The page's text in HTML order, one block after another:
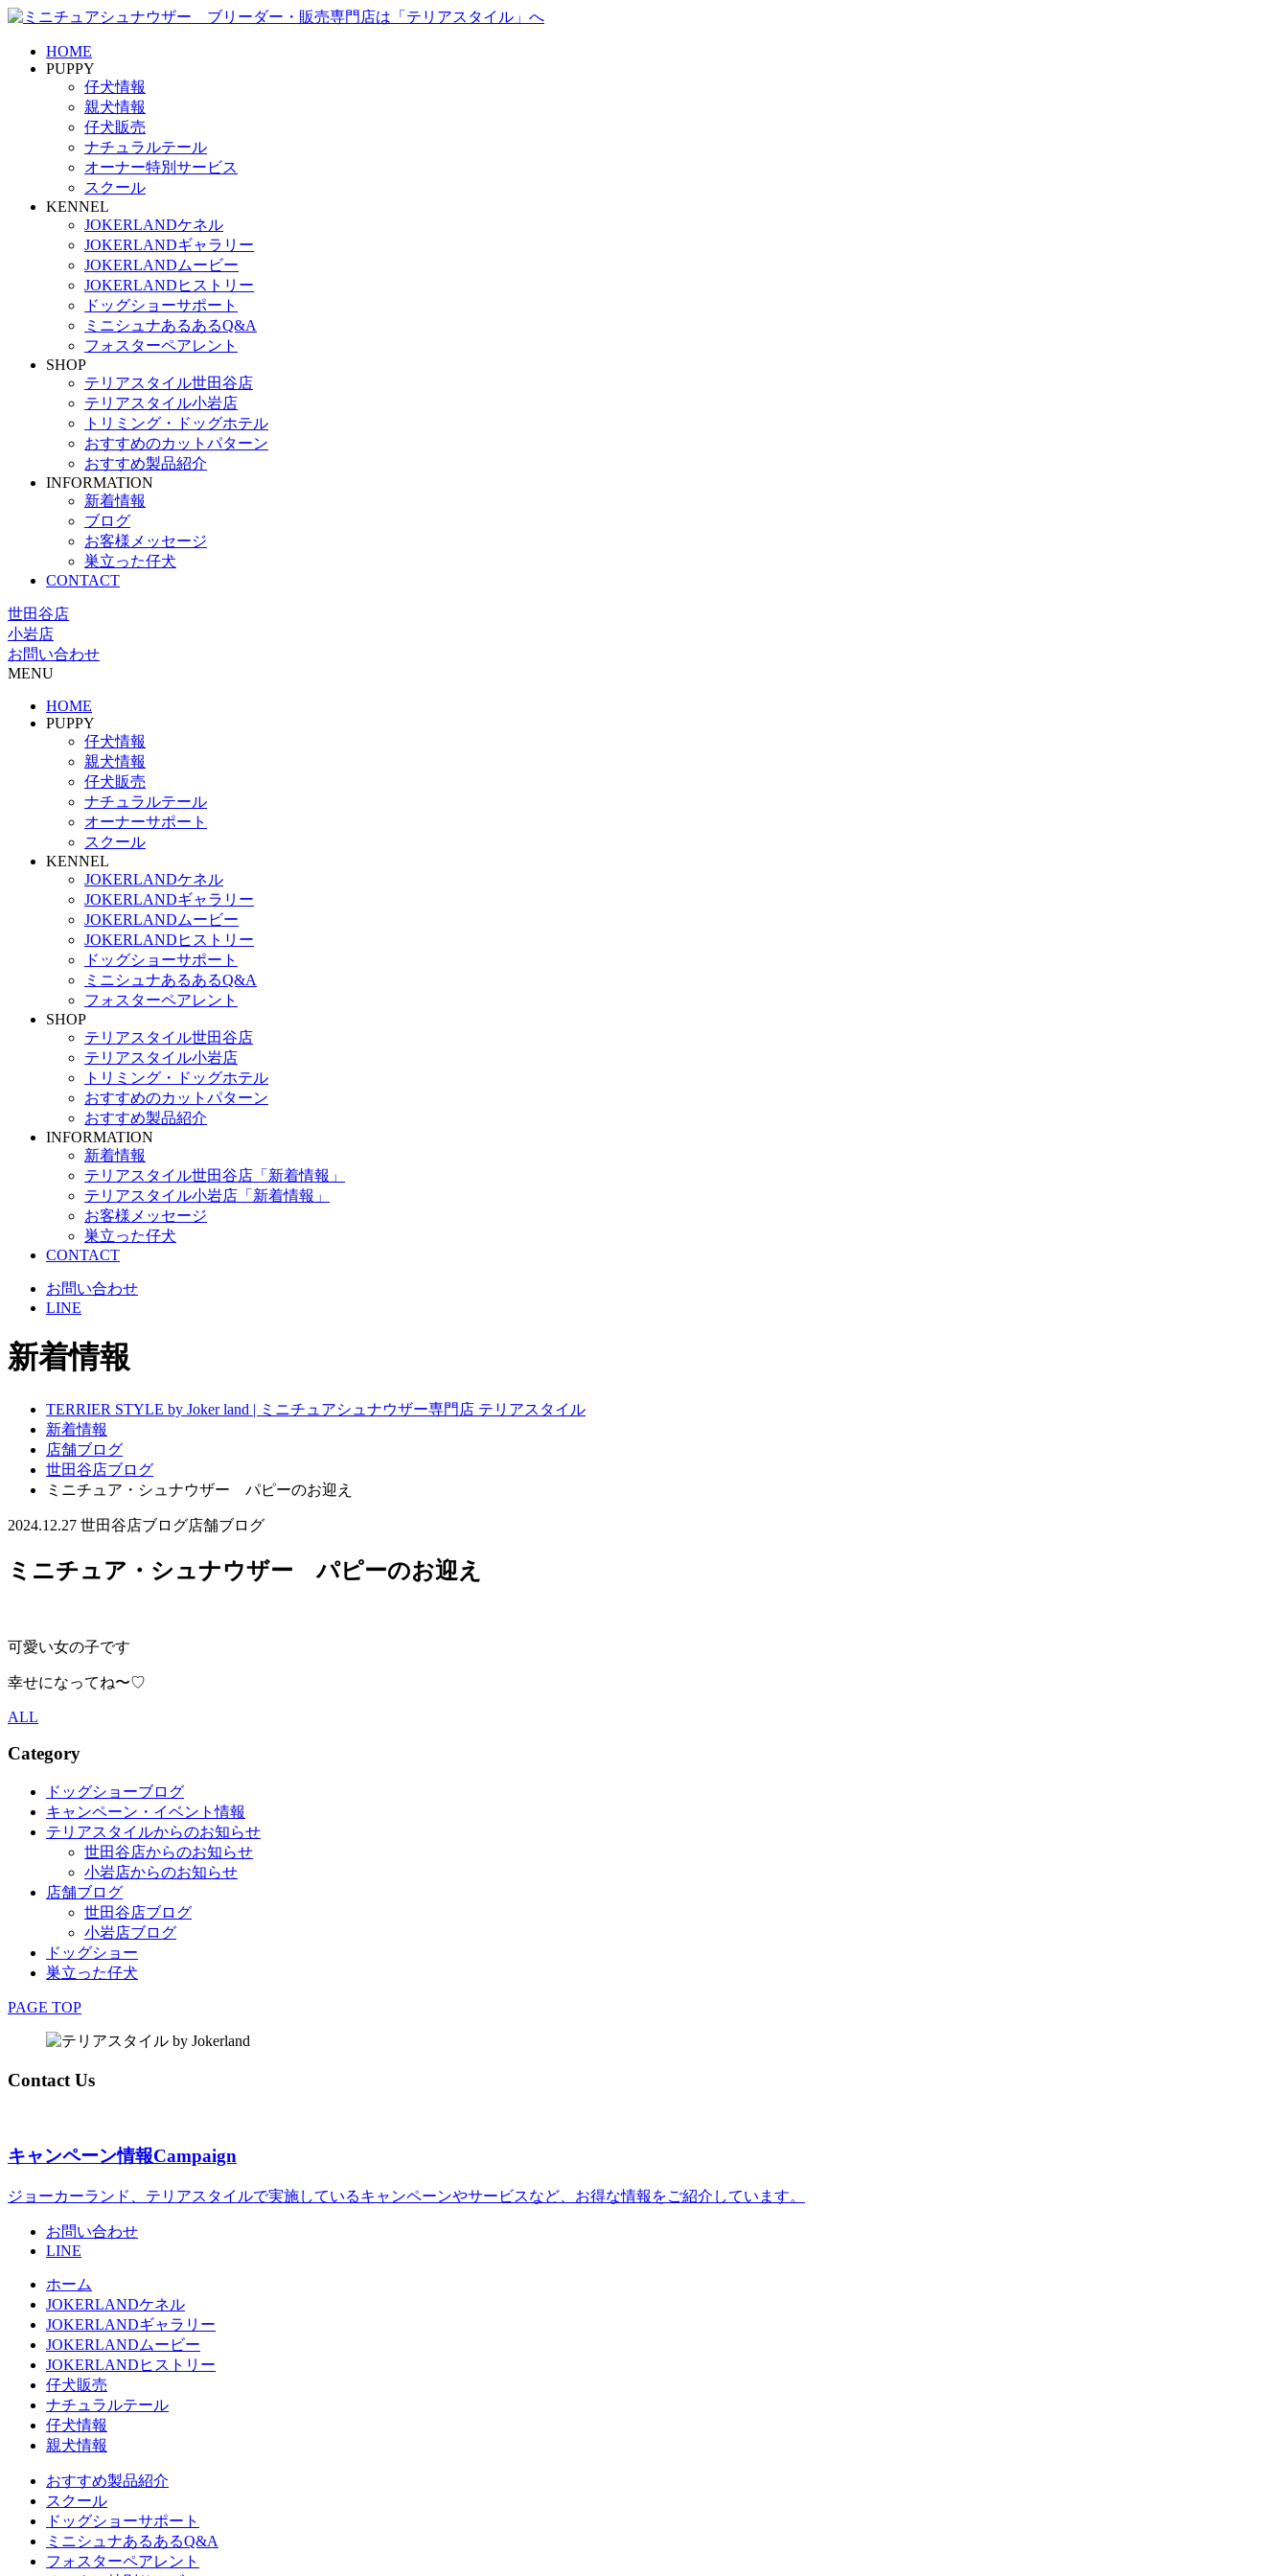
HOME
PUPPY
仔犬情報
親犬情報
仔犬販売
ナチュラルテール
オーナー特別サービス
スクール
KENNEL
JOKERLANDケネル
JOKERLANDギャラリー
JOKERLANDムービー
JOKERLANDヒストリー
ドッグショーサポート
ミニシュナあるあるQ&A
フォスターペアレント
SHOP
テリアスタイル世田谷店
テリアスタイル小岩店
トリミング・ドッグホテル
おすすめのカットパターン
おすすめ製品紹介
INFORMATION
新着情報
ブログ
お客様メッセージ
巣立った仔犬
CONTACT
世田谷店
小岩店
お問い合わせ
MENU
HOME
PUPPY
仔犬情報
親犬情報
仔犬販売
ナチュラルテール
オーナーサポート
スクール
KENNEL
JOKERLANDケネル
JOKERLANDギャラリー
JOKERLANDムービー
JOKERLANDヒストリー
ドッグショーサポート
ミニシュナあるあるQ&A
フォスターペアレント
SHOP
テリアスタイル世田谷店
テリアスタイル小岩店
トリミング・ドッグホテル
おすすめのカットパターン
おすすめ製品紹介
INFORMATION
新着情報
テリアスタイル世田谷店「新着情報」
テリアスタイル小岩店「新着情報」
お客様メッセージ
巣立った仔犬
CONTACT
お問い合わせ
LINE
新着情報
TERRIER STYLE by Joker land | ミニチュアシュナウザー専門店 テリアスタイル
新着情報
店舗ブログ
世田谷店ブログ
ミニチュア・シュナウザー パピーのお迎え
2024.12.27 世田谷店ブログ店舗ブログ
ミニチュア・シュナウザー パピーのお迎え
可愛い女の子です
幸せになってね〜♡
ALL
Category
ドッグショーブログ
キャンペーン・イベント情報
テリアスタイルからのお知らせ
世田谷店からのお知らせ
小岩店からのお知らせ
店舗ブログ
世田谷店ブログ
小岩店ブログ
ドッグショー
巣立った仔犬
PAGE TOP
Contact Us
キャンペーン情報Campaign
ジョーカーランド、テリアスタイルで実施しているキャンペーンやサービスなど、お得な情報をご紹介しています。
お問い合わせ
LINE
ホーム
JOKERLANDケネル
JOKERLANDギャラリー
JOKERLANDムービー
JOKERLANDヒストリー
仔犬販売
ナチュラルテール
仔犬情報
親犬情報
おすすめ製品紹介
スクール
ドッグショーサポート
ミニシュナあるあるQ&A
フォスターペアレント